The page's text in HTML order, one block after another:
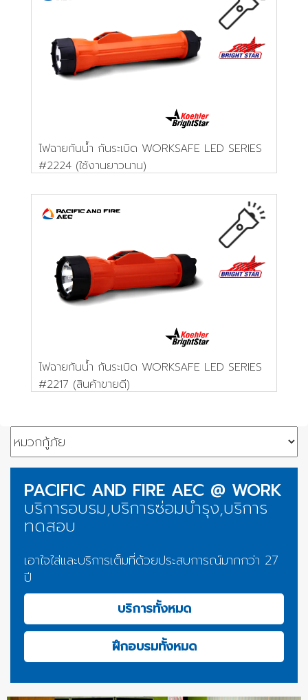
ไฟฉายกันน้ำ กันระเบิด WORKSAFE LED SERIES
#2224 (ใช้งานยาวนาน)
ไฟฉายกันน้ำ กันระเบิด WORKSAFE LED SERIES
#2217 (สินค้าขายดี)
PACIFIC AND FIRE AEC @ WORK
บริการอบรม,บริการซ่อมบำรุง,บริการ
ทดสอบ
เอาใจใส่และบริการเต็มที่ด้วยประสบการณ์มากกว่า 27
ปี
บริการทั้งหมด
ฝึกอบรมทั้งหมด